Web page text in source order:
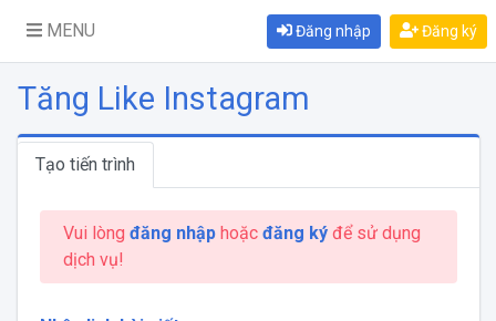
MENU Đăng nhập Đăng ký
Tăng Like Instagram
Tạo tiến trình
Vui lòng đăng nhậphoặc đăng kýđể sử dụng
dịch vụ!